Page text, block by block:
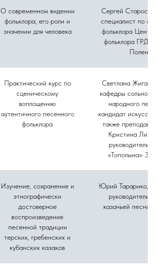
О современном видении
фольклора, его роли и
значении для человека
Сергей
специалист по
фольклора Центра
фольклора
Поленова
Практический курс по
сценическому
воплощению
аутентичного песенного
фольклора
Светлана
кафедры сольного
народного
кандидат
также
Кристина
руководитель
«Тополына» Зоя
Изучение, сохранение и
этнографически
достоверное
воспроизведение
песенной традиции
терских, гребенских и
кубанских казаков
Юрий Тарарико,
руководитель
казачьей песни